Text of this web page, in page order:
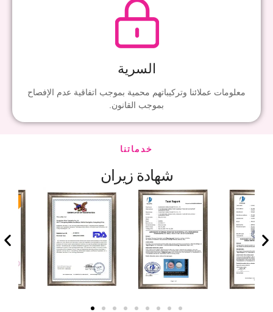
السرية
معلومات عملائنا وتركيباتهم محمية بموجب اتفاقية عدم الإفصاح
بموجب القانون.
خدماتنا
شهادة زيران